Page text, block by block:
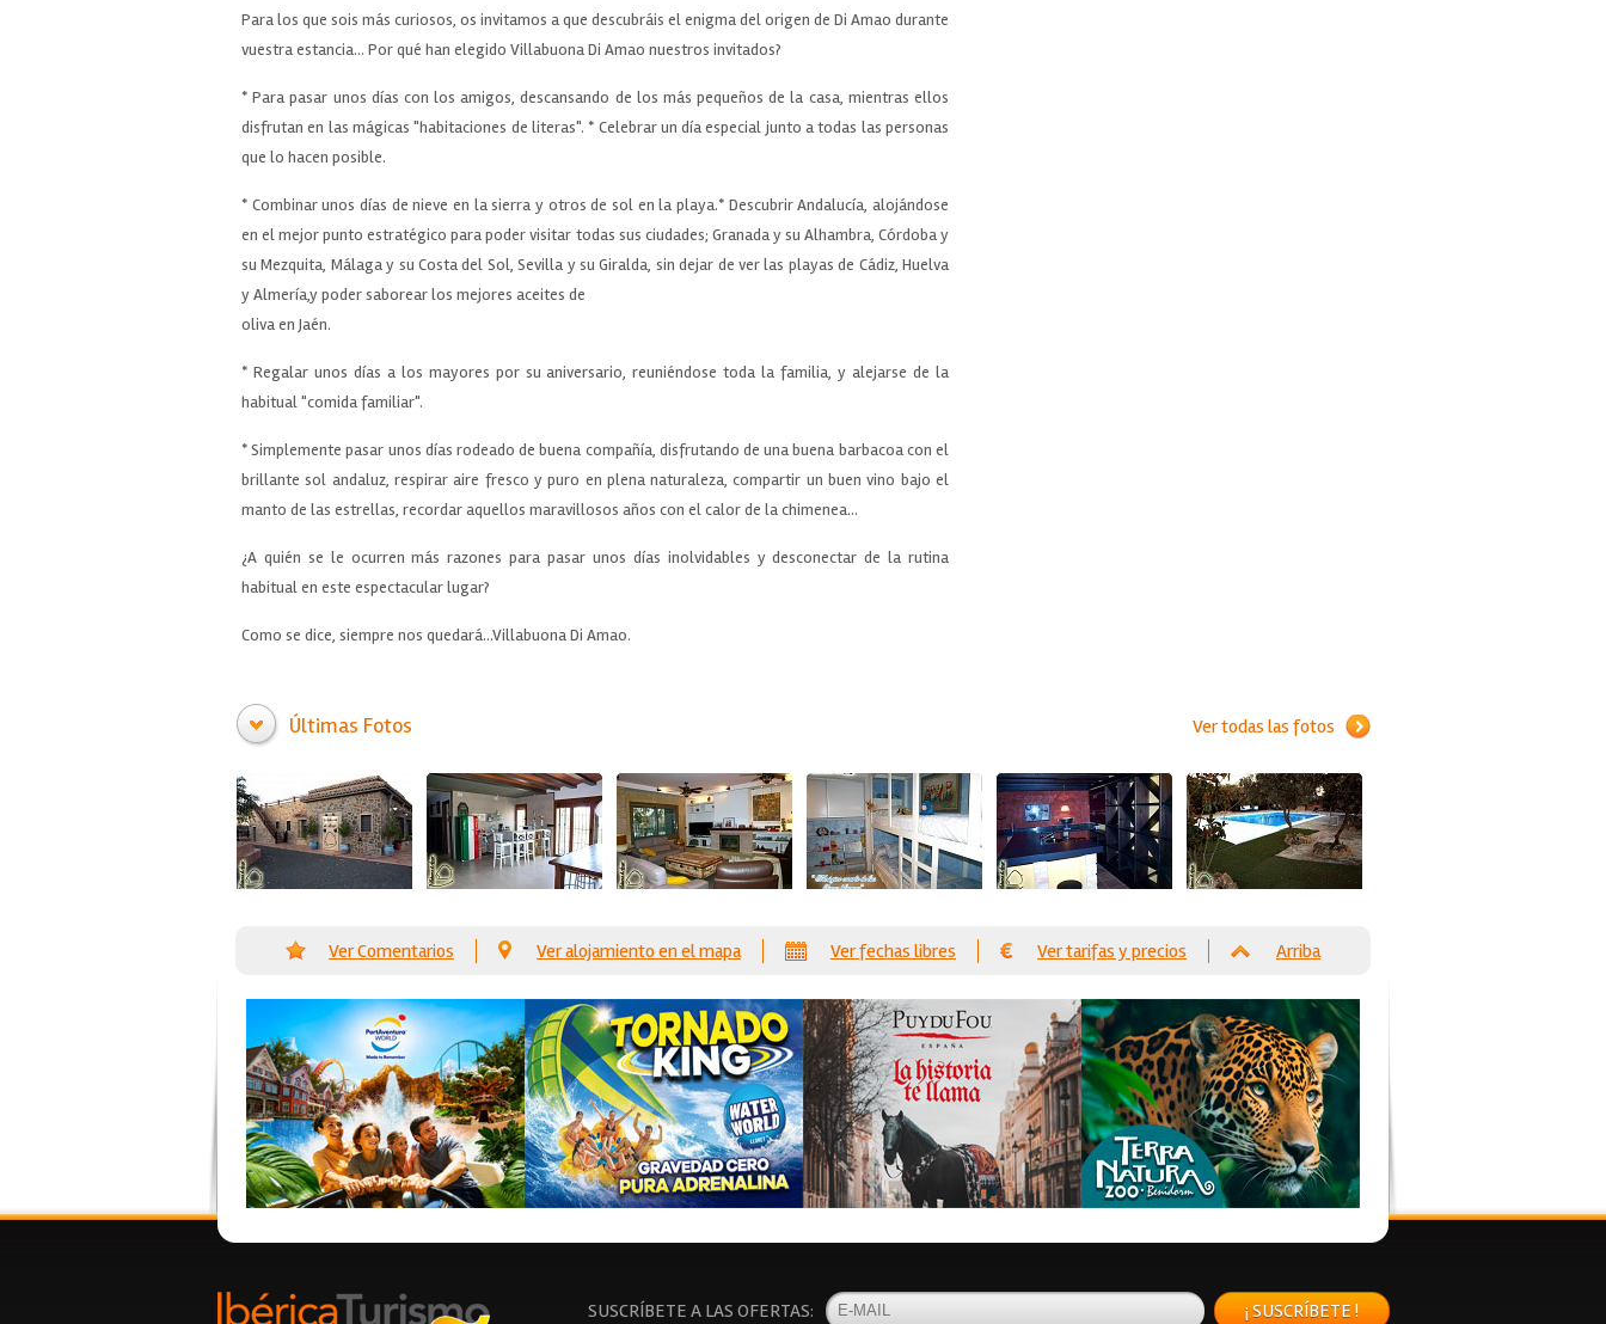
Para los que sois más curiosos, os invitamos a que descubráis el enigma del origen de Di Amao durante
vuestra estancia... Por qué han elegido Villabuona Di Amao nuestros invitados?
* Para pasar unos días con los amigos, descansando de los más pequeños de la casa, mientras ellos
disfrutan en las mágicas "habitaciones de literas". * Celebrar un día especial junto a todas las personas
que lo hacen posible.
* Combinar unos días de nieve en la sierra y otros de sol en la playa.* Descubrir Andalucía, alojándose
en el mejor punto estratégico para poder visitar todas sus ciudades; Granada y su Alhambra, Córdoba y
su Mezquita, Málaga y su Costa del Sol, Sevilla y su Giralda, sin dejar de ver las playas de Cádiz, Huelva
y Almería,y poder saborear los mejores aceites de
oliva en Jaén.
* Regalar unos días a los mayores por su aniversario, reuniéndose toda la familia, y alejarse de la
habitual "comida familiar".
* Simplemente pasar unos días rodeado de buena compañía, disfrutando de una buena barbacoa con el
brillante sol andaluz, respirar aire fresco y puro en plena naturaleza, compartir un buen vino bajo el
manto de las estrellas, recordar aquellos maravillosos años con el calor de la chimenea...
¿A quién se le ocurren más razones para pasar unos días inolvidables y desconectar de la rutina
habitual en este espectacular lugar?
Como se dice, siempre nos quedará...Villabuona Di Amao.
Ver todas las fotos
Últimas Fotos
Ver Comentarios Ver alojamiento en el mapa Ver fechas libres Ver tarifas y precios Arriba
SUSCRÍBETE A LAS OFERTAS: ¡ SUSCRÍBETE !